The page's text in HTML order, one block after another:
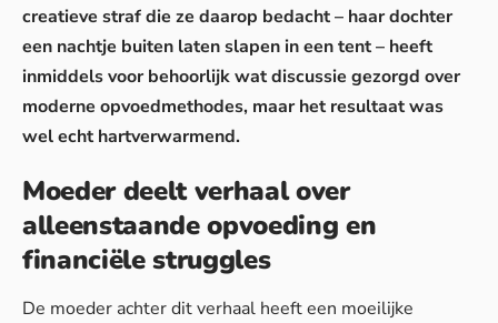
creatieve straf die ze daarop bedacht – haar dochter
een nachtje buiten laten slapen in een tent – heeft
inmiddels voor behoorlijk wat discussie gezorgd over
moderne opvoedmethodes, maar het resultaat was
wel echt hartverwarmend.
Moeder deelt verhaal over
alleenstaande opvoeding en
financiële struggles
De moeder achter dit verhaal heeft een moeilijke